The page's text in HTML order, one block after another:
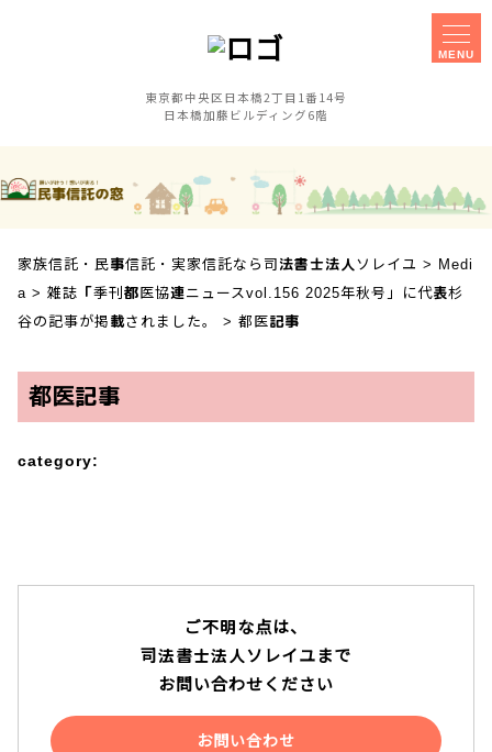
東京都中央区日本橋2丁目1番14号
日本橋加藤ビルディング6階家族信託
障害のある子の
相談手続きに
事業承継対策
セミナー
相談会
お客様の声 採用案内
説明動画
YouTube
MENU
家族信託・民事信託・実家信託なら司法書士法人ソレイユ > Medi
a> 雑誌「季刊都医協連ニュースvol.156 2025年秋号」に代表杉
谷の記事が掲載されました。
> 都医記事
都医記事
category:
ご不明な点は、
司法書士法人ソレイユまで
お問い合わせください
お問い合わせ